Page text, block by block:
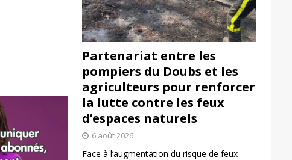
Partenariat entre les
pompiers du Doubs et les
agriculteurs pour renforcer
la lutte contre les feux
d’espaces naturels
6 août 2026
Face à l’augmentation du risque de feux